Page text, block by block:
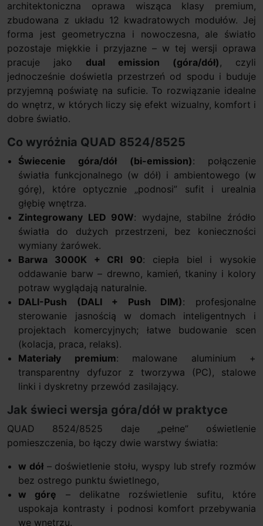
architektoniczna oprawa wisząca klasy premium,
zbudowana z układu 12 kwadratowych modułów. Jej
forma jest geometryczna i nowoczesna, ale światło
pozostaje miękkie i przyjazne – w tej wersji oprawa
pracuje jako dual emission (góra/dół) , czyli
jednocześnie doświetla przestrzeń od spodu i buduje
przyjemną poświatę na suficie. To rozwiązanie idealne
do wnętrz, w których liczy się efekt wizualny, komfort i
dobre światło.
Co wyróżnia QUAD 8524/8525
Świecenie góra/dół (bi-emission): połączenie
światła funkcjonalnego (w dół) i ambientowego (w
górę), które optycznie „podnosi” sufit i urealnia
głębię wnętrza.
Zintegrowany LED 90W: wydajne, stabilne źródło
światła do dużych przestrzeni, bez konieczności
wymiany żarówek.
Barwa 3000K + CRI 90: ciepła biel i wysokie
oddawanie barw – drewno, kamień, tkaniny i kolory
potraw wyglądają naturalnie.
DALI-Push (DALI + Push DIM): profesjonalne
sterowanie jasnością w domach inteligentnych i
projektach komercyjnych; łatwe budowanie scen
(kolacja, praca, relaks).
Materiały premium: malowane aluminium +
transparentny dyfuzor z tworzywa (PC), stalowe
linki i dyskretny przewód zasilający.
Jak świeci wersja góra/dół w praktyce
QUAD 8524/8525 daje „pełne” oświetlenie
pomieszczenia, bo łączy dwie warstwy światła:
w dół– doświetlenie stołu, wyspy lub strefy rozmów
bez ostrego punktu świetlnego,
w górę – delikatne rozświetlenie sufitu, które
uspokaja kontrasty i podnosi komfort przebywania
we wnętrzu.